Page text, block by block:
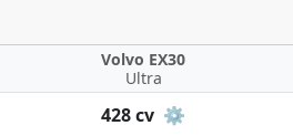
Volvo EX30
Ultra
428 cv ⚙️